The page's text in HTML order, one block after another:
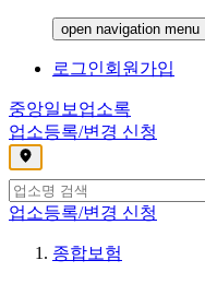
open navigation menu
로그인회원가입
중앙일보 업소록
업소등록/변경 신청
,
업소등록/변경 신청
종합보험